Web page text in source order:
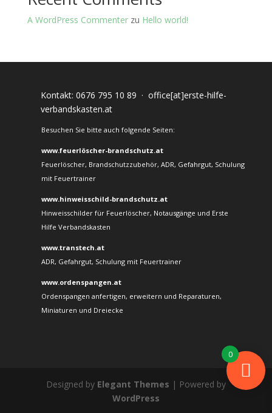
A WordPress Commenterzu Hello world!
Kontakt: 0676 795 10 89 · office[at]erste-hilfe-
verbandskasten.at
Besuchen Sie bitte auch folgende Seiten:
www.feuerlöscher-brandschutz.at
Feuerlöscher, Brandschutzzubehör, ADR, Gefahrgut, Schulung
mit Feuertrainer
www.hinweisschild-brandschutz.at
Hinweisschilder für Feuerlöscher, Notausgänge und Erste
Hilfe Verbandskasten
www.transtech.at
ADR, Gefahrgut, Schulung mit Feuertrainer
www.ordenspangen.at
Ordenspangen anfertigen, erweitern und Reparaturen,
Miniaturen und Dreiecke
Designed by Elegant Themes | Powered by
WordPress
0